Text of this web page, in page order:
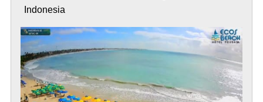
Indonesia